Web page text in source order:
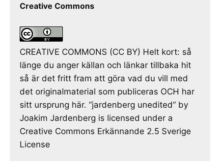
Creative Commons
CREATIVE COMMONS (CC BY) Helt kort: så
länge du anger källan och länkar tillbaka hit
så är det fritt fram att göra vad du vill med
det originalmaterial som publiceras OCH har
sitt ursprung här. ”jardenberg unedited” by
Joakim Jardenberg is licensed under a
Creative Commons Erkännande 2.5 Sverige
License